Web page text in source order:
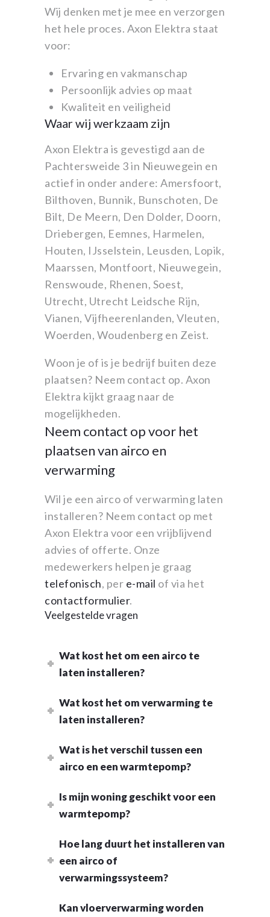
Wij denken met je mee en verzorgen
het hele proces. Axon Elektra staat
voor:
Ervaring en vakmanschap
Persoonlijk advies op maat
Kwaliteit en veiligheid
Waar wij werkzaam zijn
Axon Elektra is gevestigd aan de
Pachtersweide 3 in Nieuwegein en
actief in onder andere: Amersfoort,
Bilthoven, Bunnik, Bunschoten, De
Bilt, De Meern, Den Dolder, Doorn,
Driebergen, Eemnes, Harmelen,
Houten, IJsselstein, Leusden, Lopik,
Maarssen, Montfoort, Nieuwegein,
Renswoude, Rhenen, Soest,
Utrecht, Utrecht Leidsche Rijn,
Vianen, Vijfheerenlanden, Vleuten,
Woerden, Woudenberg en Zeist.
Woon je of is je bedrijf buiten deze
plaatsen? Neem contact op. Axon
Elektra kijkt graag naar de
mogelijkheden.
Neem contact op voor het
plaatsen van airco en
verwarming
Wil je een airco of verwarming laten
installeren? Neem contact op met
Axon Elektra voor een vrijblijvend
advies of offerte. Onze
medewerkers helpen je graag
telefonisch, per e-mail of via het
contactformulier.
Veelgestelde vragen
Wat kost het om een airco te
laten installeren?
Wat kost het om verwarming te
laten installeren?
Wat is het verschil tussen een
airco en een warmtepomp?
Is mijn woning geschikt voor een
warmtepomp?
Hoe lang duurt het installeren van
een airco of
verwarmingssysteem?
Kan vloerverwarming worden